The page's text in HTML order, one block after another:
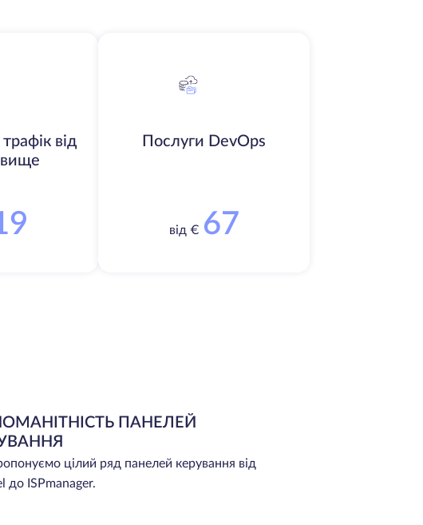
від
вище
Послуги DevOps
від € 67
ПАНЕЛЕЙ
цілий ряд панелей керування від
до ISPmanager.